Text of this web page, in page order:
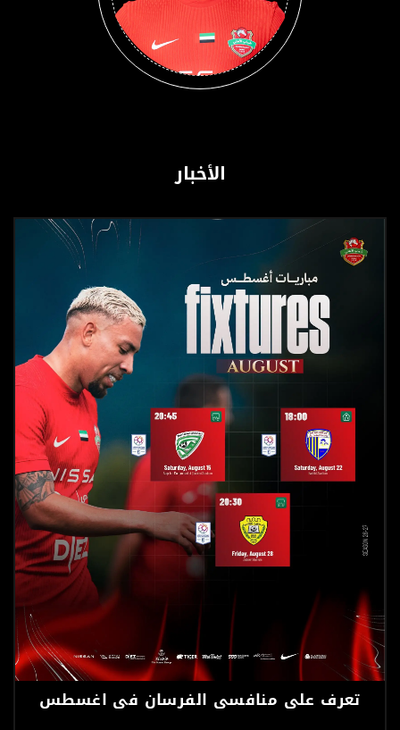
الأخبار
تعرف على منافسي الفرسان في اغسطس